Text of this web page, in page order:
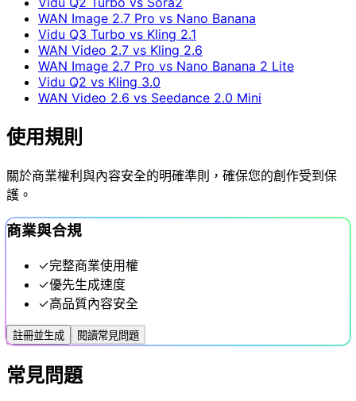
WAN Image 2.7 Pro vs Nano Banana
Vidu Q3 Turbo vs Kling 2.1
WAN Video 2.7 vs Kling 2.6
WAN Image 2.7 Pro vs Nano Banana 2 Lite
Vidu Q2 vs Kling 3.0
WAN Video 2.6 vs Seedance 2.0 Mini
使用規則
關於商業權利與內容安全的明確準則，確保您的創作受到保
護。
商業與合規
✓完整商業使用權
✓優先生成速度
✓高品質內容安全
註冊並生成 閱讀常見問題
常見問題